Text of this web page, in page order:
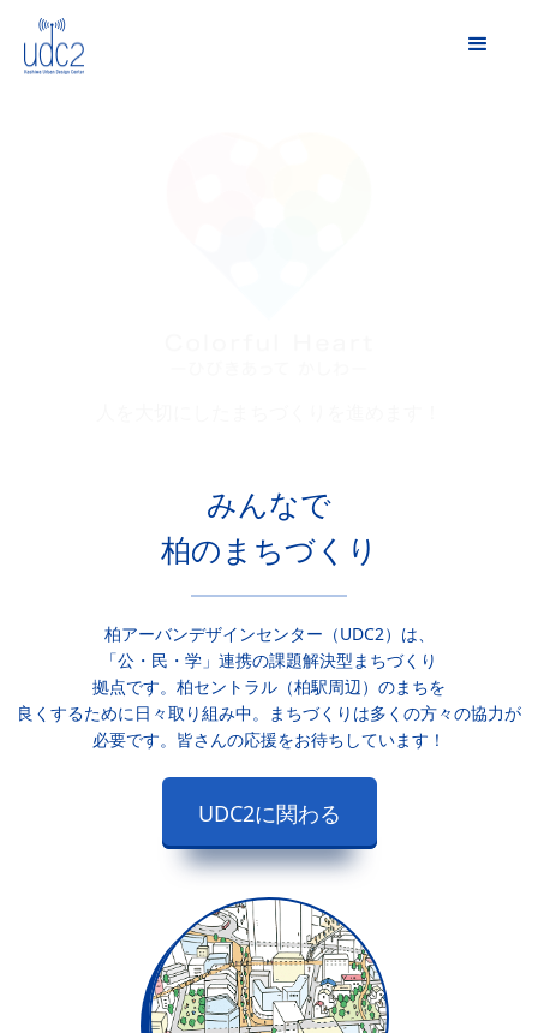
みんなで
柏のまちづくり
柏アーバンデザインセンター（UDC2）は、
「公・民・学」連携の課題解決型まちづくり
拠点です。柏セントラル（柏駅周辺）のまちを
良くするために日々取り組み中。まちづくりは多くの方々の協力が
必要です。皆さんの応援をお待ちしています！
UDC2に関わる